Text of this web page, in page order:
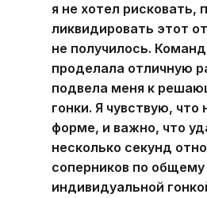
я не хотел рисковать,
ликвидировать этот
не получилось.
проделала отличную
подвела меня к
гонки. Я чувствую,
форме, и важно, что
несколько секунд
соперников по общему
индивидуальной